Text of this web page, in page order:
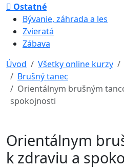
Ostatné
Bývanie, záhrada a les
Zvieratá
Zábava
Úvod
Všetky online kurzy
Brušný tanec
Orientálnym brušným
spokojnosti
Orientálnym
k zdraviu a